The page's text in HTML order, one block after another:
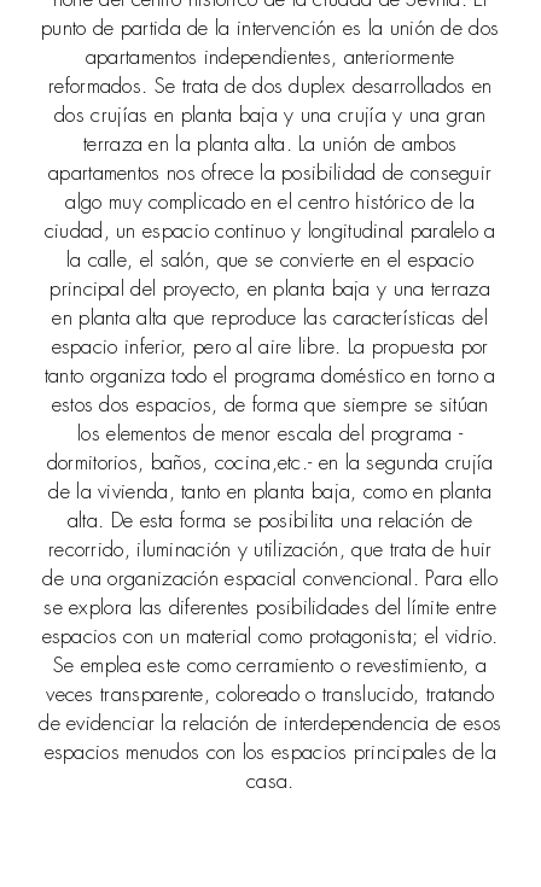
punto de partida de la intervención es la unión de dos
apartamentos independientes, anteriormente
reformados. Se trata de dos duplex desarrollados en
dos crujías en planta baja y una crujía y una gran
terraza en la planta alta. La unión de ambos
apartamentos nos ofrece la posibilidad de conseguir
algo muy complicado en el centro histórico de la
ciudad, un espacio continuo y longitudinal paralelo a
la calle, el salón, que se convierte en el espacio
principal del proyecto, en planta baja y una terraza
en planta alta que reproduce las características del
espacio inferior, pero al aire libre. La propuesta por
tanto organiza todo el programa doméstico en torno a
estos dos espacios, de forma que siempre se sitúan
los elementos de menor escala del programa -
dormitorios, baños, cocina,etc.- en la segunda crujía
de la vivienda, tanto en planta baja, como en planta
alta. De esta forma se posibilita una relación de
recorrido, iluminación y utilización, que trata de huir
de una organización espacial convencional. Para ello
se explora las diferentes posibilidades del límite entre
espacios con un material como protagonista; el vidrio.
Se emplea este como cerramiento o revestimiento, a
veces transparente, coloreado o translucido, tratando
de evidenciar la relación de interdependencia de esos
espacios menudos con los espacios principales de la
casa.